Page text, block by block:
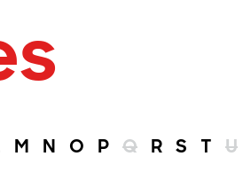
M N O P Q R S T U